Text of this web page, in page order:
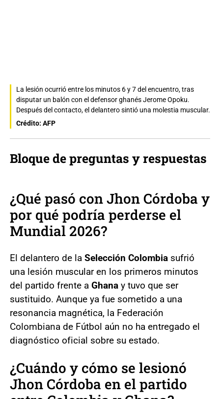
La lesión ocurrió entre los minutos 6 y 7 del encuentro, tras
disputar un balón con el defensor ghanés Jerome Opoku.
Después del contacto, el delantero sintió una molestia muscular.
Crédito: AFP
Bloque de preguntas y respuestas
¿Qué pasó conJhon Córdoba y
por qué podría perderse el
Mundial 2026?
El delantero de la Selección Colombia sufrió
una lesión muscular en los primeros minutos
del partido frente a Ghana y tuvo que ser
sustituido. Aunque ya fue sometido a una
resonancia magnética, la Federación
Colombiana de Fútbol aún no ha entregado el
diagnóstico oficial sobre su estado.
¿Cuándo y cómo se lesionó
Jhon Córdoba en el partido